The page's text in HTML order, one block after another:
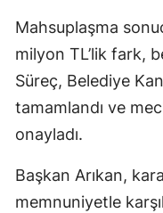
Mahsuplaşma
milyon TL’lik fark,
Süreç, Belediye
tamamlandı ve
onayladı.
Başkan Arıkan,
memnuniyetle